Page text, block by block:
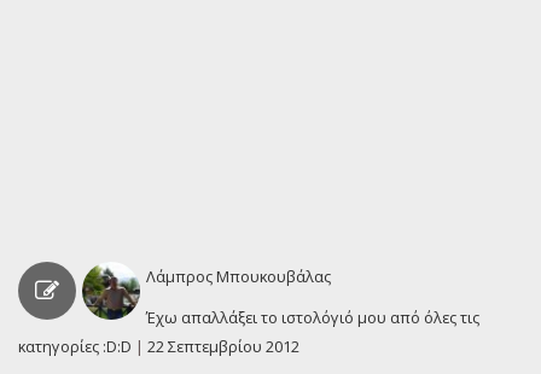
Λάμπρος Μπουκουβάλας
Έχω απαλλάξει το ιστολόγιό μου από όλες τις
κατηγορίες :D:D | 22 Σεπτεμβρίου 2012